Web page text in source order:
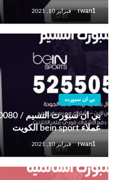
rwan1 فبراير 10, 2021
بي ان سبورت
عملاء bein sport الكويت
rwan1 فبراير 10, 2021